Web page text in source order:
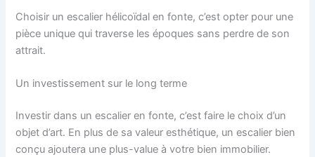
Choisir un escalier hélicoïdal en fonte, c’est opter pour une
pièce unique qui traverse les époques sans perdre de son
attrait.
Un investissement sur le long terme
Investir dans un escalier en fonte, c’est faire le choix d’un
objet d’art. En plus de sa valeur esthétique, un escalier bien
conçu ajoutera une plus-value à votre bien immobilier.